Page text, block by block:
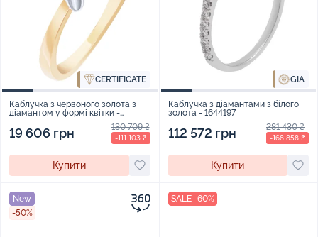
CERTIFICATE
Каблучка з червоного золота з
діамантом у формі квітки -
19 606 грн 130 709 ₴
-111 103 ₴
Купити
GIA
Каблучка з діамантами з білого
золота - 1644197
112 572 грн 281 430 ₴
-168 858 ₴
Купити
New
-50%
SALE -60%